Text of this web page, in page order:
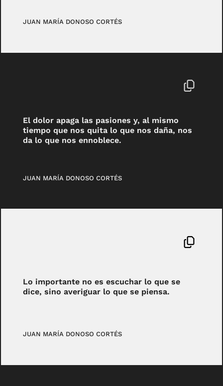
JUAN MARÍA DONOSO CORTÉS
El dolor apaga las pasiones y, al mismo
tiempo que nos quita lo que nos daña, nos
da lo que nos ennoblece.
JUAN MARÍA DONOSO CORTÉS
Lo importante no es escuchar lo que se
dice, sino averiguar lo que se piensa.
JUAN MARÍA DONOSO CORTÉS